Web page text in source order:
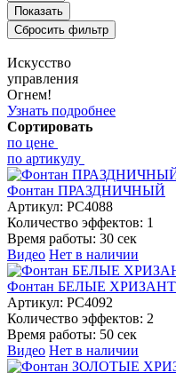
Искусство
управления
Огнем!
Узнать подробнее
Сортировать
по цене
по артикулу
Фонтан ПРАЗДНИЧНЫЙ
Артикул: РС4088
Количество эффектов: 1
Время работы: 30 сек
Видео Нет в наличии
Фонтан БЕЛЫЕ
Артикул: РС4092
Количество эффектов: 2
Время работы: 50 сек
Видео Нет в наличии